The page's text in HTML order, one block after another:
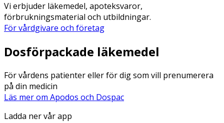
Vi erbjuder läkemedel, apoteksvaror,
förbrukningsmaterial och utbildningar.
För vårdgivare och företag
Dosförpackade läkemedel
För vårdens patienter eller för dig som vill prenumerera
på din medicin
Läs mer om Apodos och Dospac
Ladda ner vår app